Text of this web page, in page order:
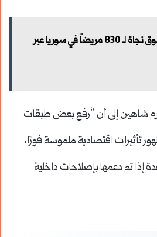
دفعة بلاء".. طوق نجاة لـ 830 مريضاً في سوريا عبر
شاهين إلى أن “رفع بعض طبقات
تأثيرات اقتصادية ملموسة فورًا،
إذا تم دعمها بإصلاحات داخلية